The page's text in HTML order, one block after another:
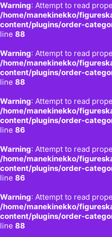
Warning: Attempt to read
/home/manekinekko/
content/plugins/order-
line 88
Warning: Attempt to read
/home/manekinekko/
content/plugins/order-
line 88
Warning: Attempt to read
/home/manekinekko/
content/plugins/order-
line 86
Warning: Attempt to read
/home/manekinekko/
content/plugins/order-
line 86
Warning: Attempt to read
/home/manekinekko/
content/plugins/order-
line 88